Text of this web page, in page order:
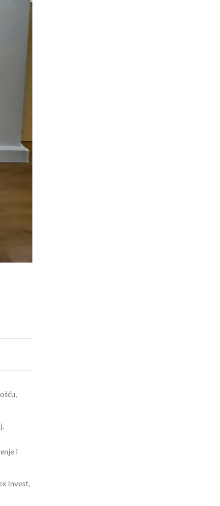
i
Invest,